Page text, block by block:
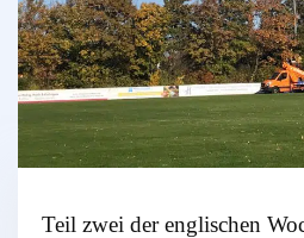
Teil zwei der englischen